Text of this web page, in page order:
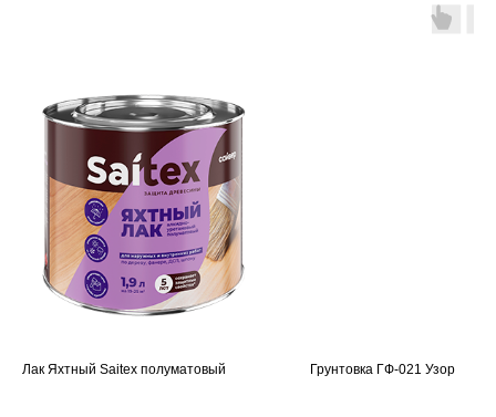
Лак Яхтный Saitex полуматовый Грунтовка ГФ-021 Узор